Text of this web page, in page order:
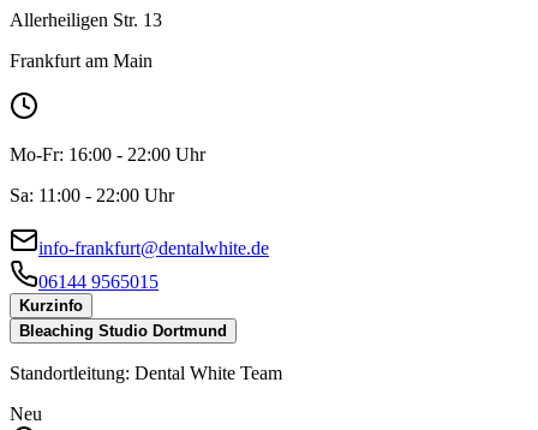
Allerheiligen Str. 13
Frankfurt am Main
Mo-Fr: 16:00 - 22:00 Uhr
Sa: 11:00 - 22:00 Uhr
info-frankfurt@dentalwhite.de
06144 9565015
Kurzinfo
Bleaching Studio Dortmund
Standortleitung: Dental White Team
Neu